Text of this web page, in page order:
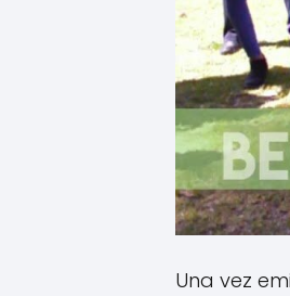
Una vez